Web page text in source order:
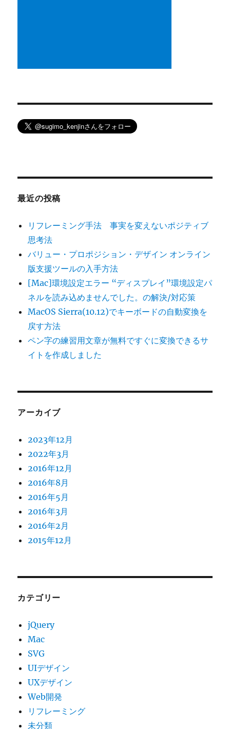
最近の投稿
リフレーミング手法 事実を変えないポジティブ
思考法
バリュー・プロポジション・デザイン オンライン
版支援ツールの入手方法
[Mac]環境設定エラー “ディスプレイ”環境設定パ
ネルを読み込めませんでした。の解決/対応策
MacOS Sierra(10.12)でキーボードの自動変換を
戻す方法
ペン字の練習用文章が無料ですぐに変換できるサ
イトを作成しました
アーカイブ
2023年12月
2022年3月
2016年12月
2016年8月
2016年5月
2016年3月
2016年2月
2015年12月
カテゴリー
jQuery
Mac
SVG
UIデザイン
UXデザイン
Web開発
リフレーミング
未分類